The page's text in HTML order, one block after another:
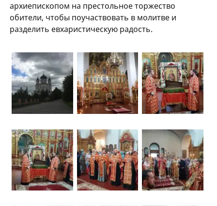
архиепископом на престольное торжество
обители, чтобы поучаствовать в молитве и
разделить евхаристическую радость.